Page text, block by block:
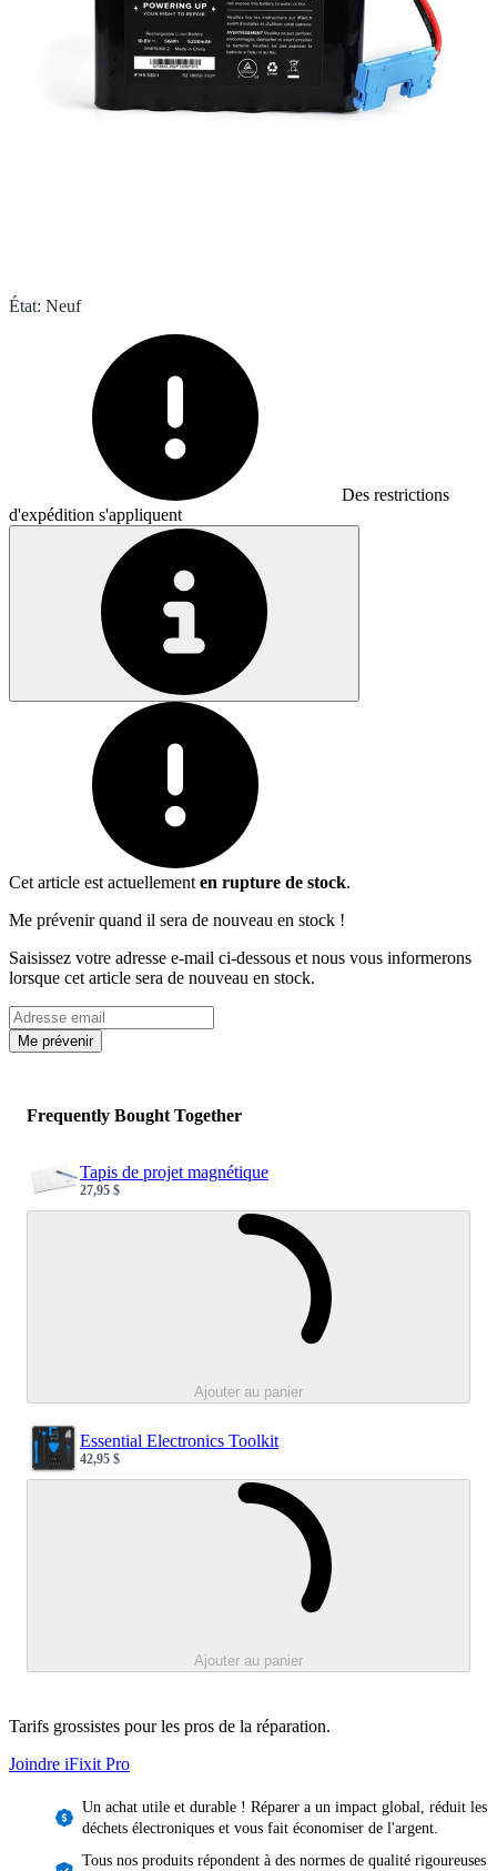
État: Neuf
Des restrictions
d'expédition s'appliquent
Cet article est actuellement en rupture de stock.
Me prévenir quand il sera de nouveau en stock !
Saisissez votre adresse e-mail ci-dessous et nous vous informerons
lorsque cet article sera de nouveau en stock.
Email address
Me prévenir
Frequently Bought Together
Tapis de projet magnétique
Sale price
27,95 $
Ajouter au panier
Essential Electronics Toolkit
Sale price
42,95 $
Ajouter au panier
Tarifs grossistes pour les pros de la réparation.
Joindre iFixit Pro
Un achat utile et durable ! Réparer a un impact global, réduit les
déchets électroniques et vous fait économiser de l'argent.
Tous nos produits répondent à des normes de qualité rigoureuses